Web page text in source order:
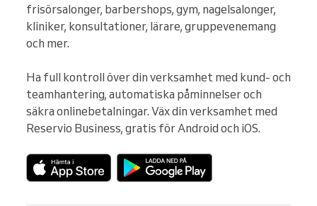
frisörsalonger, barbershops, gym, nagelsalonger,
kliniker, konsultationer, lärare, gruppevenemang
och mer.
Ha full kontroll över din verksamhet med kund- och
teamhantering, automatiska påminnelser och
säkra onlinebetalningar. Väx din verksamhet med
Reservio Business, gratis för Android och iOS.